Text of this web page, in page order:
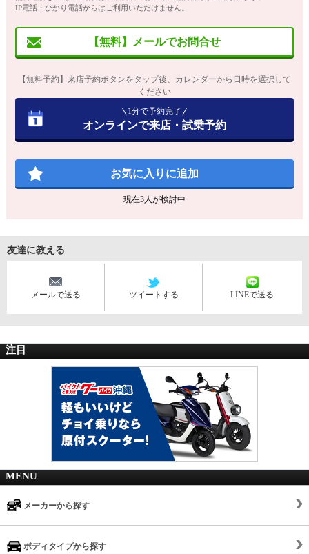
IP電話・ひかり電話からはご利用いただけません。
【無料】メールでお問合せ
【無料予約】来店予約ボタンをタップ後、カレンダーから日時を選択して
ください
1分で予約完了
オンラインで来店・試乗予約
お気に入りに追加
現在3人が検討中
友達に教える
メールで送る ツイートする LINEで送る
注目
MENU
メーカーから探す
ボディタイプから探す